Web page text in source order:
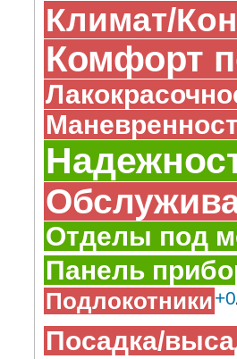
Климат/
Комфорт
Отделы под
Панель
Подлокотники+0
Посадка/